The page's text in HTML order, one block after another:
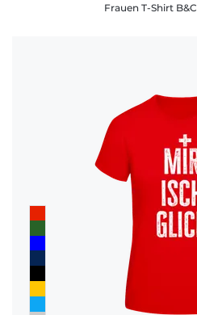
Frauen T-Shirt B&C